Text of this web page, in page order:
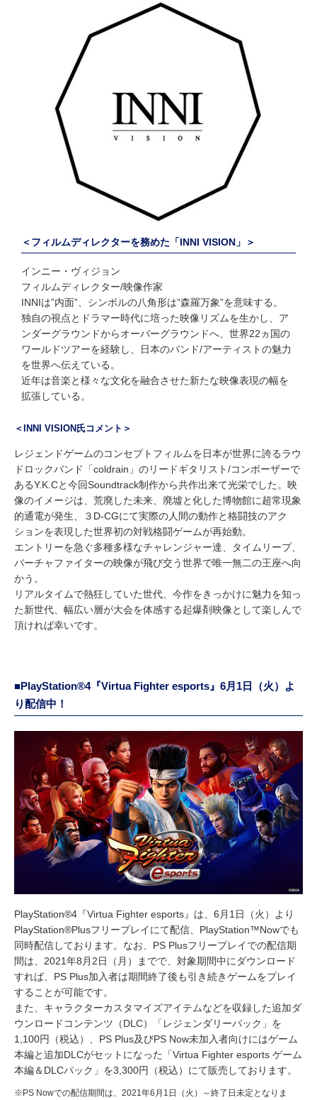
＜フィルムディレクターを務めた「INNI VISION」＞
インニー・ヴィジョン
フィルムディレクター/映像作家
INNIは”内面”、シンボルの八角形は”森羅万象”を意味する。
独自の視点とドラマー時代に培った映像リズムを生かし、ア
ンダーグラウンドからオーバーグラウンドへ、世界22ヵ国の
ワールドツアーを経験し、日本のバンド/アーティストの魅力
を世界へ伝えている。
近年は音楽と様々な文化を融合させた新たな映像表現の幅を
拡張している。
＜INNI VISION氏コメント＞
レジェンドゲームのコンセプトフィルムを日本が世界に誇るラウ
ドロックバンド「coldrain」のリードギタリスト/コンポーザーで
あるY.K.Cと今回Soundtrack制作から共作出来て光栄でした。映
像のイメージは、荒廃した未来、廃墟と化した博物館に超常現象
的通電が発生、３D-CGにて実際の人間の動作と格闘技のアク
ションを表現した世界初の対戦格闘ゲームが再始動。
エントリーを急ぐ多種多様なチャレンジャー達、タイムリープ、
バーチャファイターの映像が飛び交う世界で唯一無二の王座へ向
かう。
リアルタイムで熱狂していた世代、今作をきっかけに魅力を知っ
た新世代、幅広い層が大会を体感する起爆剤映像として楽しんで
頂ければ幸いです。
■PlayStation®4『Virtua Fighter esports』6月1日（火）よ
り配信中！
PlayStation®4『Virtua Fighter esports』は、6月1日（火）より
PlayStation®Plusフリープレイにて配信、PlayStation™Nowでも
同時配信しております。なお、PS Plusフリープレイでの配信期
間は、2021年8月2日（月）までで、対象期間中にダウンロード
すれば、PS Plus加入者は期間終了後も引き続きゲームをプレイ
することが可能です。
また、キャラクターカスタマイズアイテムなどを収録した追加ダ
ウンロードコンテンツ（DLC）「レジェンダリーパック」を
1,100円（税込）、PS Plus及びPS Now未加入者向けにはゲーム
本編と追加DLCがセットになった「Virtua Fighter esports ゲーム
本編＆DLCパック」を3,300円（税込）にて販売しております。
※PS Nowでの配信期間は、2021年6月1日（火）～終了日未定となりま